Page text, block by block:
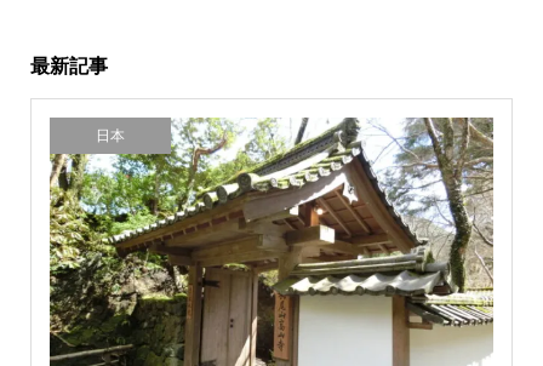
最新記事
日本